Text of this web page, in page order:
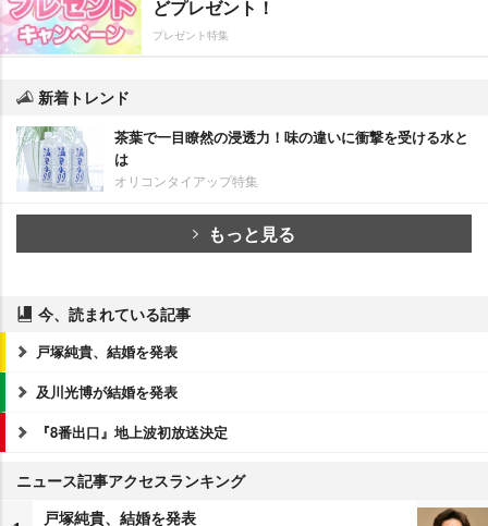
どプレゼント！
プレゼント特集
新着トレンド
茶葉で一目瞭然の浸透力！味の違いに衝撃を受ける水と
は
オリコンタイアップ特集
もっと見る
今、読まれている記事
戸塚純貴、結婚を発表
及川光博が結婚を発表
『8番出口』地上波初放送決定
ニュース記事アクセスランキング
戸塚純貴、結婚を発表